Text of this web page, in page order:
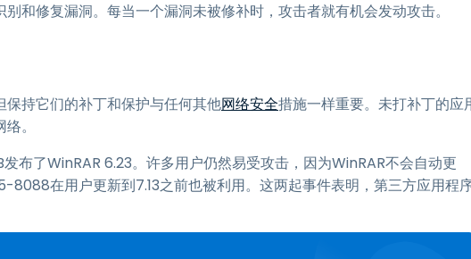
和修复漏洞。每当一个漏洞未被修补时，攻击者就有机会发动攻击。
持它们的补丁和保护与任何其他网络安全措施一样重要。未打补丁的应
。
布了WinRAR 6.23。许多用户仍然易受攻击，因为WinRAR不会自动更
在用户更新到7.13之前也被利用。这两起事件表明，第三方应用程